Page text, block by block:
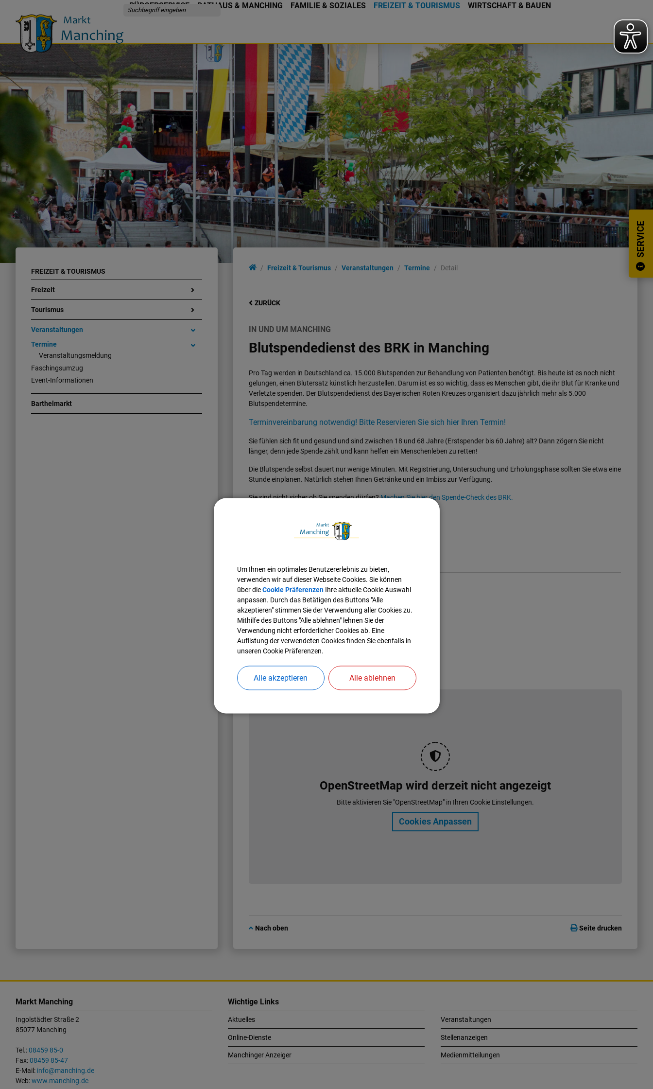
BÜRGERSERVICE RATHAUS & MANCHING FAMILIE & SOZIALES FREIZEIT & TOURISMUS WIRTSCHAFT & BAUEN
SERVICE
FREIZEIT & TOURISMUS
Freizeit
Tourismus
Veranstaltungen
Termine
Veranstaltungsmeldung
Faschingsumzug
Event-Informationen
Barthelmarkt
Freizeit & Tourismus Veranstaltungen Termine Detail
ZURÜCK
IN UND UM MANCHING
Blutspendedienst des BRK in Manching
Pro Tag werden in Deutschland ca. 15.000 Blutspenden zur Behandlung von Patienten benötigt. Bis heute ist es noch nicht
gelungen, einen Blutersatz künstlich herzustellen. Darum ist es so wichtig, dass es Menschen gibt, die ihr Blut für Kranke und
Verletzte spenden. Der Blutspendedienst des Bayerischen Roten Kreuzes organisiert dazu jährlich mehr als 5.000
Blutspendetermine.
Terminvereinbarung notwendig! Bitte Reservieren Sie sich hier Ihren Termin!
Sie fühlen sich fit und gesund und sind zwischen 18 und 68 Jahre (Erstspender bis 60 Jahre) alt? Dann zögern Sie nicht
länger, denn jede Spende zählt und kann helfen ein Menschenleben zu retten!
Die Blutspende selbst dauert nur wenige Minuten. Mit Registrierung, Untersuchung und Erholungsphase sollten Sie etwa eine
Stunde einplanen. Natürlich stehen Ihnen Getränke und ein Imbiss zur Verfügung.
Sie sind nicht sicher ob Sie spenden dürfen?Machen Sie hier den Spende-Check des BRK.
Veranstaltungsort
Grund- und Mittelschule Manching "Im Lindenkreuz"
85077 Manching, Lindenstr. 20
Veranstalter
Blutspendedienst des Bayerischen Roten Kreuzes gGmbH
OpenStreetMap wird derzeit nicht angezeigt
Bitte aktivieren Sie "OpenStreetMap" in Ihren Cookie Einstellungen.
Cookies Anpassen
Nach oben Seite drucken
Markt Manching
Ingolstädter Straße 2
85077 Manching
Tel.:08459 85-0
Fax:08459 85-47
E-Mail: info@manching.de
Web:www.manching.de
Wichtige Links
Aktuelles
Online-Dienste
Manchinger Anzeiger
Veranstaltungen
Stellenanzeigen
Medienmitteilungen
Um Ihnen ein optimales Benutzererlebnis zu bieten,
verwenden wir auf dieser Webseite Cookies. Sie können
über dieCookie PräferenzenIhre aktuelle Cookie Auswahl
anpassen. Durch das Betätigen des Buttons "Alle
akzeptieren" stimmen Sie der Verwendung aller Cookies zu.
Mithilfe des Buttons "Alle ablehnen" lehnen Sie der
Verwendung nicht erforderlicher Cookies ab. Eine
Auflistung der verwendeten Cookies finden Sie ebenfalls in
unseren Cookie Präferenzen.
Alle akzeptieren Alle ablehnen